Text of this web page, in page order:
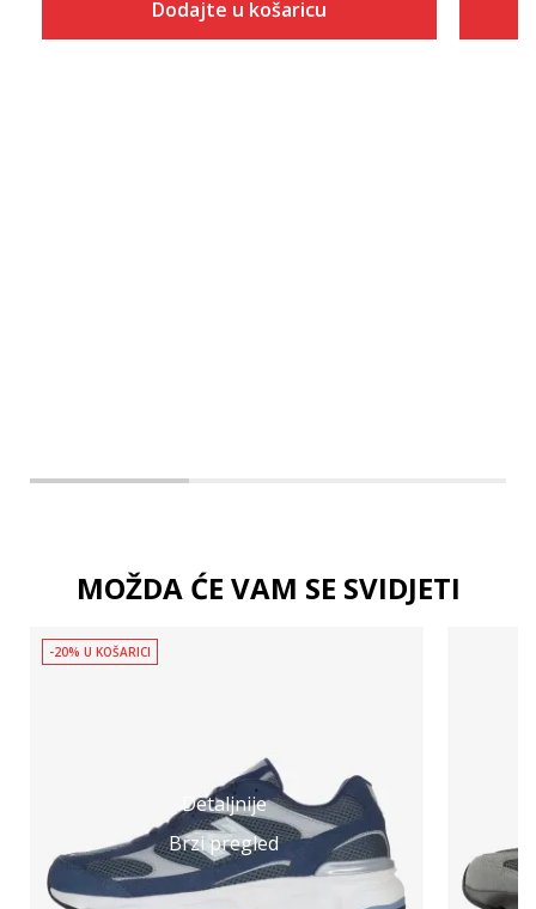
Dodajte u košaricu
MOŽDA ĆE VAM SE SVIDJETI
Detaljnije
Brzi pregled
-20% U KOŠARICI